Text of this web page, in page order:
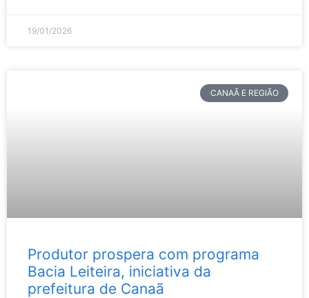
19/01/2026
CANAÃ E REGIÃO
Produtor prospera com programa
Bacia Leiteira, iniciativa da
prefeitura de Canaã